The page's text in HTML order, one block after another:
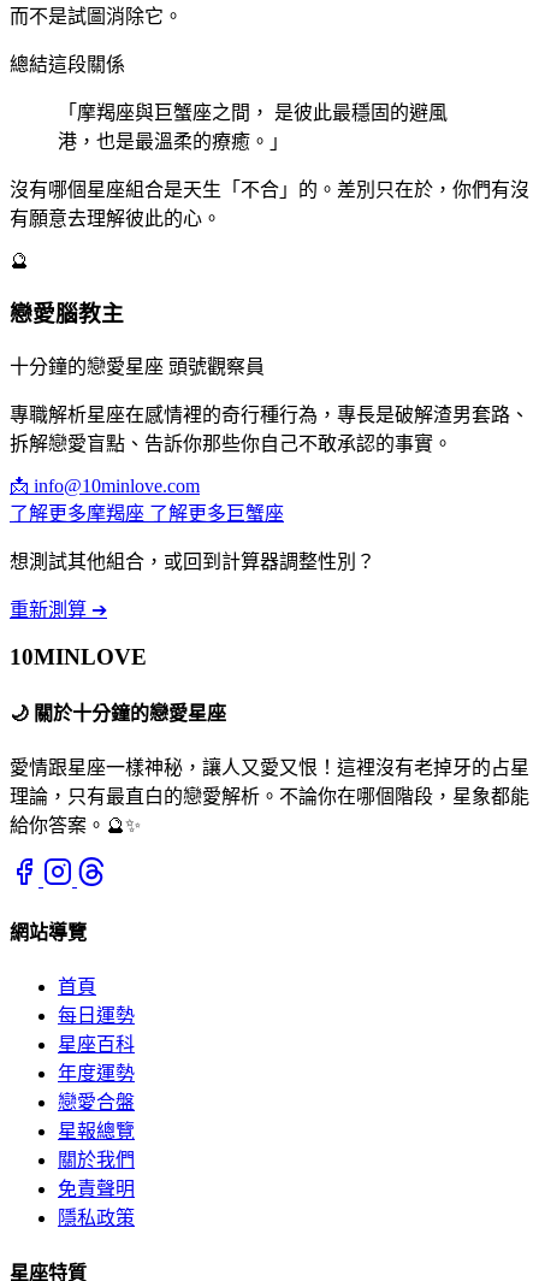
而不是試圖消除它。
總結這段關係
「摩羯座與巨蟹座之間， 是彼此最穩固的避風
港，也是最溫柔的療癒。」
沒有哪個星座組合是天生「不合」的。差別只在於，你們有沒
有願意去理解彼此的心。
🔮
戀愛腦教主
十分鐘的戀愛星座 頭號觀察員
專職解析星座在感情裡的奇行種行為，專長是破解渣男套路、
拆解戀愛盲點、告訴你那些你自己不敢承認的事實。
📩 info@10minlove.com
了解更多摩羯座 了解更多巨蟹座
想測試其他組合，或回到計算器調整性別？
重新測算 ➔
10MINLOVE
🌙 關於十分鐘的戀愛星座
愛情跟星座一樣神秘，讓人又愛又恨！這裡沒有老掉牙的占星
理論，只有最直白的戀愛解析。不論你在哪個階段，星象都能
給你答案。🔮✨
網站導覽
首頁
每日運勢
星座百科
年度運勢
戀愛合盤
星報總覽
關於我們
免責聲明
隱私政策
星座特質